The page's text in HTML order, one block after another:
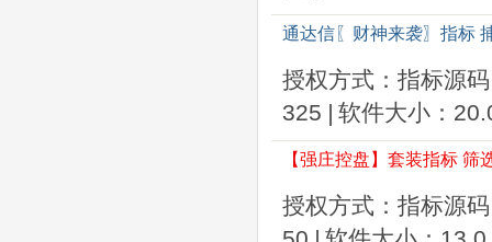
通达信〖财神来袭〗指标
授权方式：指标源码
325 | 软件大小：
【强庄控盘】套装指标
授权方式：指标源码